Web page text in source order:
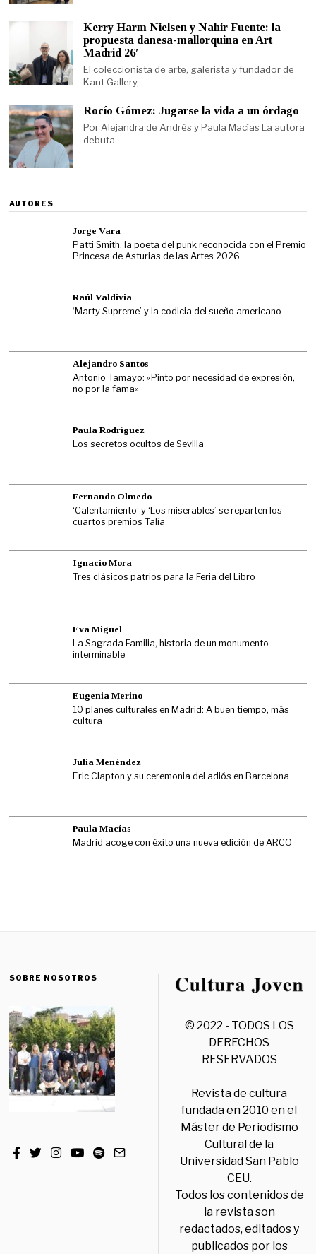
Kerry Harm Nielsen y Nahir Fuente: la
propuesta danesa-mallorquina en Art
Madrid 26′
El coleccionista de arte, galerista y fundador de
Kant Gallery,
Rocío Gómez: Jugarse la vida a un órdago
Por Alejandra de Andrés y Paula Macías La autora
debuta
AUTORES
Jorge Vara
Patti Smith, la poeta del punk reconocida con el Premio
Princesa de Asturias de las Artes 2026
Raúl Valdivia
‘Marty Supreme’ y la codicia del sueño americano
Alejandro Santos
Antonio Tamayo: «Pinto por necesidad de expresión,
no por la fama»
Paula Rodríguez
Los secretos ocultos de Sevilla
Fernando Olmedo
‘Calentamiento’ y ‘Los miserables’ se reparten los
cuartos premios Talía
Ignacio Mora
Tres clásicos patrios para la Feria del Libro
Eva Miguel
La Sagrada Familia, historia de un monumento
interminable
Eugenia Merino
10 planes culturales en Madrid: A buen tiempo, más
cultura
Julia Menéndez
Eric Clapton y su ceremonia del adiós en Barcelona
Paula Macías
Madrid acoge con éxito una nueva edición de ARCO
SOBRE NOSOTROS
© 2022 - TODOS LOS
DERECHOS
RESERVADOS
Revista de cultura
fundada en 2010 en el
Máster de Periodismo
Cultural de la
Universidad San Pablo
CEU.
Todos los contenidos de
la revista son
redactados, editados y
publicados por los